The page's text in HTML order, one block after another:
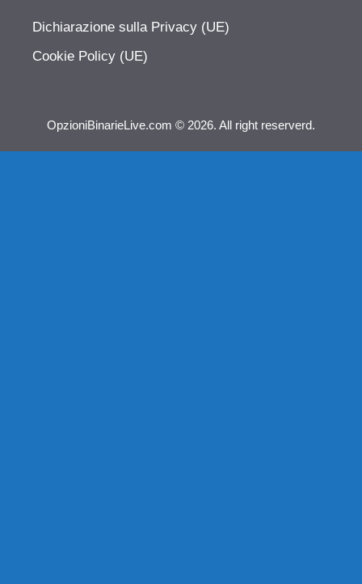
Dichiarazione sulla Privacy (UE)
Cookie Policy (UE)
OpzioniBinarieLive.com © 2026. All right reserverd.